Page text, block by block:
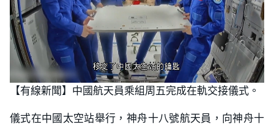
n
m
u
e
L
o
a
d
:
【有線新聞】中國航天員乘組周五完成在軌交接儀式。
儀式在中國太空站舉行，神舟十八號航天員，向神舟十